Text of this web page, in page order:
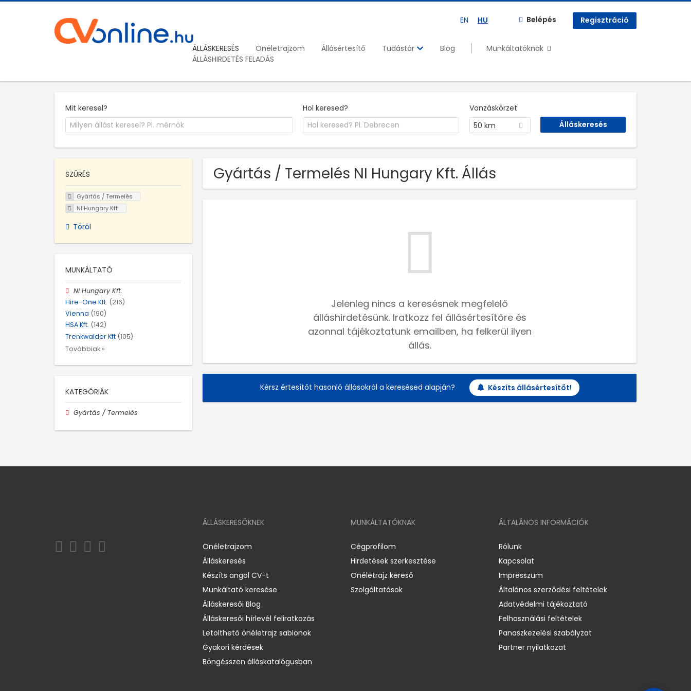
EN HU Belépés Regisztráció
ÁLLÁSKERESÉS Önéletrajzom Állásértesítő Tudástár Blog
Munkáltatóknak
ÁLLÁSHIRDETÉS FELADÁS
Mit keresel? Hol keresed?
Vonzáskörzet
50 km
Gyártás / Termelés NI Hungary Kft. Állás
Jelenleg nincs a keresésnek megfelelő
álláshirdetésünk. Iratkozz fel állásértesítőre és
azonnal tájékoztatunk emailben, ha felkerül ilyen
állás.
Kérsz értesítőt hasonló állásokról a keresésed alapján? Készíts állásértesítőt!
SZŰRÉS
Gyártás / Termelés
NI Hungary Kft.
Töröl
MUNKÁLTATÓ
NI Hungary Kft.
Hire-One Kft. (216)
Vienna (190)
HSA Kft. (142)
Trenkwalder Kft (105)
Továbbiak »
KATEGÓRIÁK
Gyártás / Termelés
ÁLLÁSKERESŐKNEK
Önéletrajzom
Álláskeresés
Készíts angol CV-t
Munkáltató keresése
Álláskeresői Blog
Álláskeresői hírlevél feliratkozás
Letölthető önéletrajz sablonok
Gyakori kérdések
Böngésszen álláskatalógusban
MUNKÁLTATÓKNAK
Cégprofilom
Hirdetések szerkesztése
Önéletrajz kereső
Szolgáltatások
ÁLTALÁNOS INFORMÁCIÓK
Rólunk
Kapcsolat
Impresszum
Általános szerződési feltételek
Adatvédelmi tájékoztató
Felhasználási feltételek
Panaszkezelési szabályzat
Partner nyilatkozat